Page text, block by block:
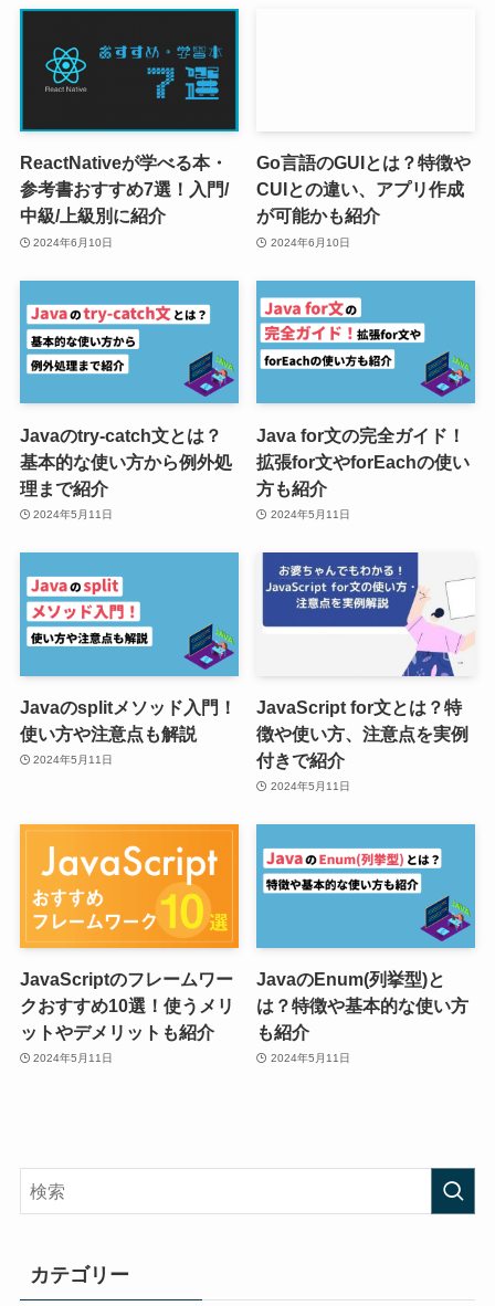
ReactNativeが学べる本・
参考書おすすめ7選！入門/
中級/上級別に紹介
2024年6月10日
Go言語のGUIとは？特徴や
CUIとの違い、アプリ作成
が可能かも紹介
2024年6月10日
Javaのtry-catch文とは？
基本的な使い方から例外処
理まで紹介
2024年5月11日
Java for文の完全ガイド！
拡張for文やforEachの使い
方も紹介
2024年5月11日
Javaのsplitメソッド入門！
使い方や注意点も解説
2024年5月11日
JavaScript for文とは？特
徴や使い方、注意点を実例
付きで紹介
2024年5月11日
JavaScriptのフレームワー
クおすすめ10選！使うメリ
ットやデメリットも紹介
2024年5月11日
JavaのEnum(列挙型)と
は？特徴や基本的な使い方
も紹介
2024年5月11日
カテゴリー